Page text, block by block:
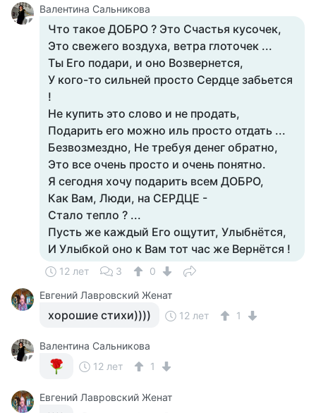
Валентина Сальникова
Что такое ДОБРО ? Это Счастья кусочек,
Это свежего воздуха, ветра глоточек ...
Ты Его подари, и оно Возвернется,
У кого-то сильней просто Сердце забьется
!
Не купить это слово и не продать,
Подарить его можно иль просто отдать ...
Безвозмездно, Не требуя денег обратно,
Это все очень просто и очень понятно.
Я сегодня хочу подарить всем ДОБРО,
Как Вам, Люди, на СЕРДЦЕ -
Стало тепло ? ...
Пусть же каждый Его ощутит, Улыбнётся,
И Улыбкой оно к Вам тот час же Вернётся !
12 лет 3
0
Евгений Лавровский Женат
хорошие стихи)))) 12 лет 1
Валентина Сальникова
12 лет
1
Евгений Лавровский Женат